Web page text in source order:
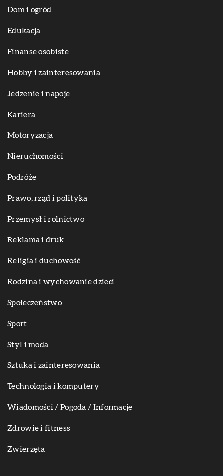
Dom i ogród
Edukacja
Finanse osobiste
Hobby i zainteresowania
Jedzenie i napoje
Kariera
Motoryzacja
Nieruchomości
Podróże
Prawo, rząd i polityka
Przemysł i rolnictwo
Reklama i druk
Religia i duchowość
Rodzina i wychowanie dzieci
Społeczeństwo
Sport
Styl i moda
Sztuka i zainteresowania
Technologia i komputery
Wiadomości / Pogoda / Informacje
Zdrowie i fitness
Zwierzęta